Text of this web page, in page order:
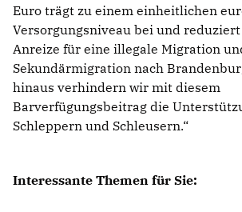
Euro trägt zu einem einheitlichen
Versorgungsniveau bei und
Anreize für eine illegale Migration
Sekundärmigration nach
hinaus verhindern wir mit diesem
Barverfügungsbeitrag die
Schleppern und Schleusern.“
Interessante Themen für Sie: